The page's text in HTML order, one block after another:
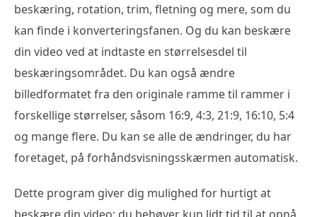
beskæring, rotation, trim, fletning og mere, som du
kan finde i konverteringsfanen. Og du kan beskære
din video ved at indtaste en størrelsesdel til
beskæringsområdet. Du kan også ændre
billedformatet fra den originale ramme til rammer i
forskellige størrelser, såsom 16:9, 4:3, 21:9, 16:10, 5:4
og mange flere. Du kan se alle de ændringer, du har
foretaget, på forhåndsvisningsskærmen automatisk.
Dette program giver dig mulighed for hurtigt at
beskære din video; du behøver kun lidt tid til at opnå